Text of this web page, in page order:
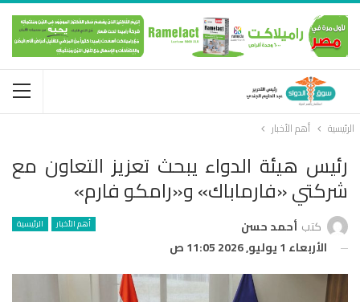
الرئيسية أهم الأخبار
رئيس هيئة الدواء يبحث تعزيز التعاون مع
شركتي «فارماباك» و«رامكو فارم»
أهم الأخبار الرئيسية كتب أحمد حسن
الأربعاء 1 يوليو, 2026 11:05 ص